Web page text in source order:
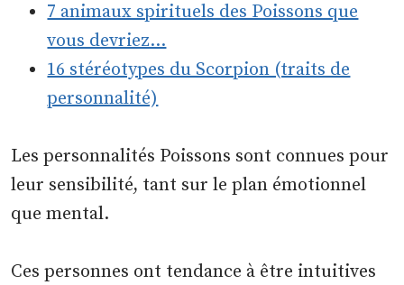
7 animaux spirituels des Poissons que
vous devriez…
16 stéréotypes du Scorpion (traits de
personnalité)
Les personnalités Poissons sont connues pour
leur sensibilité, tant sur le plan émotionnel
que mental.
Ces personnes ont tendance à être intuitives